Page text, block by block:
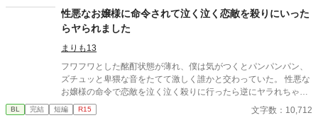
性悪なお嬢様に命令されて泣く泣く恋敵を殺りにいった
らヤられました
まりも13
フワフワとした酩酊状態が薄れ、僕は気がつくとパンパンパン、
ズチュッと卑猥な音をたてて激しく誰かと交わっていた。 性悪な
お嬢様の命令で恋敵を泣く泣く殺りに行ったら逆にヤラれちゃっ
た、ちょっとアホな子の話です。 （ムーンライトノベルにも掲載
しています）
BL 完結 短編 R15 文字数：10,712